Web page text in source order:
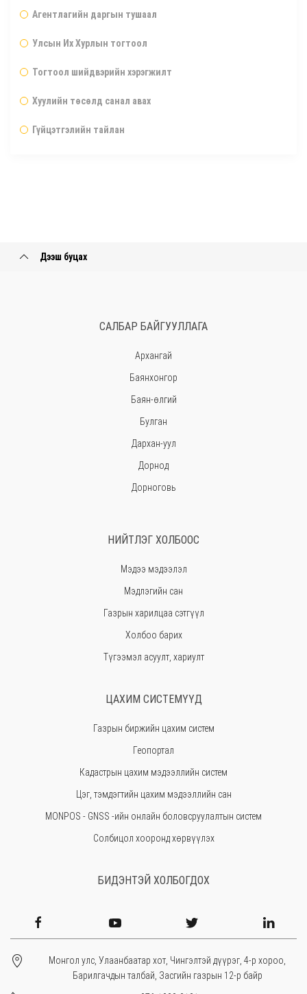
Агентлагийн даргын тушаал
Улсын Их Хурлын тогтоол
Тогтоол шийдвэрийн хэрэгжилт
Хуулийн төсөлд санал авах
Гүйцэтгэлийн тайлан
Дээш буцах
САЛБАР БАЙГУУЛЛАГА
Архангай
Баянхонгор
Баян-өлгий
Булган
Дархан-уул
Дорнод
Дорноговь
Хэнтий
Ховд
Хөвсгөл
Орхон
Сэлэнгэ
Өмнөговь
Увс
Өвөрхангай
Завхан
НИЙТЛЭГ ХОЛБООС
Мэдээ мэдээлэл
Мэдлэгийн сан
Газрын харилцаа сэтгүүл
Холбоо барих
Түгээмэл асуулт, хариулт
ЦАХИМ СИСТЕМҮҮД
Газрын биржийн цахим систем
Геопортал
Кадастрын цахим мэдээллийн систем
Цэг, тэмдэгтийн цахим мэдээллийн сан
MONPOS - GNSS -ийн онлайн боловсруулалтын систем
Солбицол хооронд хөрвүүлэх
БИДЭНТЭЙ ХОЛБОГДОХ
Монгол улс, Улаанбаатар хот, Чингэлтэй дүүрэг, 4-р хороо,
Барилгачдын талбай, Засгийн газрын 12-р байр